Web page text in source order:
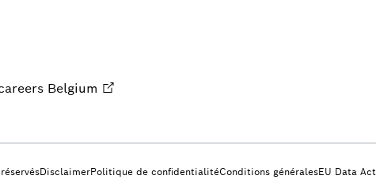
Belgium
DisclaimerPolitique de confidentialitéConditions généralesEU Data Act